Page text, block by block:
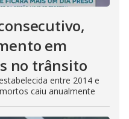
em
no trânsito
entre 2014 e
caiu anualmente